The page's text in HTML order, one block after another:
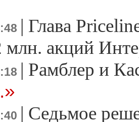
| Глава
млн. акций
| Рамблер и
| Седьмое